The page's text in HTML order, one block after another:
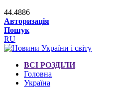
44.4886
Авторизація
Пошук
RU
ВСІ РОЗДІЛИ
Головна
Україна